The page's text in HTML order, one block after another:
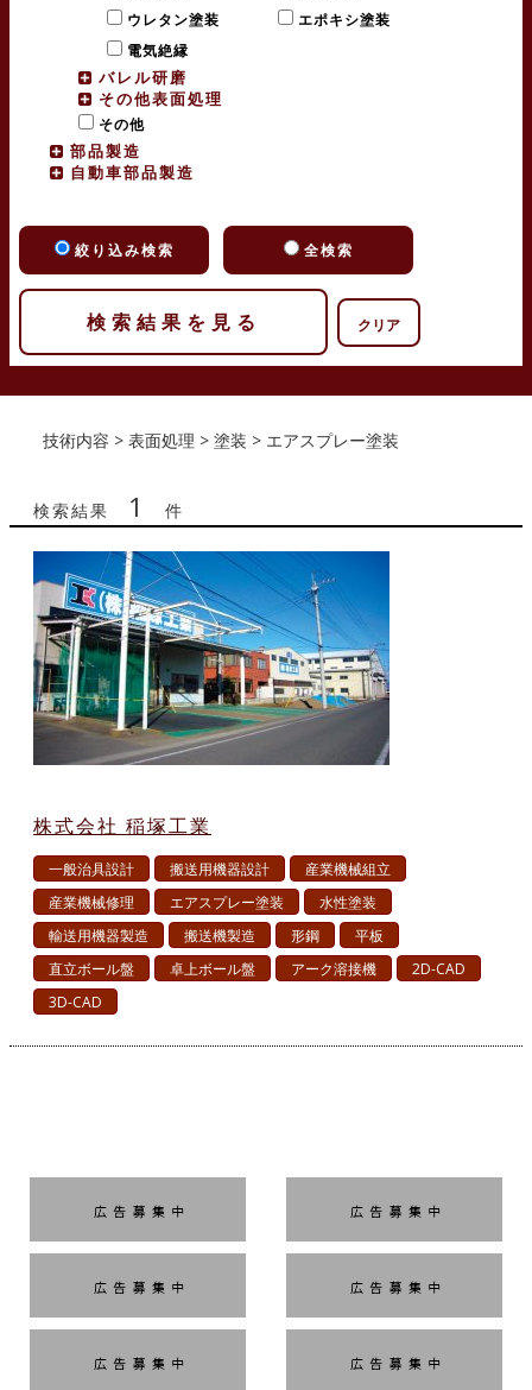
ウレタン塗装
エポキシ塗装
電気絶縁
バレル研磨
その他表面処理
その他
部品製造
自動車部品製造
絞り込み検索 全検索
クリア
技術内容 > 表面処理 > 塗装 > エアスプレー塗装
検索結果 1 件
株式会社 稲塚工業
一般治具設計 搬送用機器設計
産業機械組立
産業機械修理
エアスプレー塗装
水性塗装
輸送用機器製造
搬送機製造 形鋼
平板
直立ボール盤
卓上ボール盤 アーク溶接機
2D-CAD
3D-CAD